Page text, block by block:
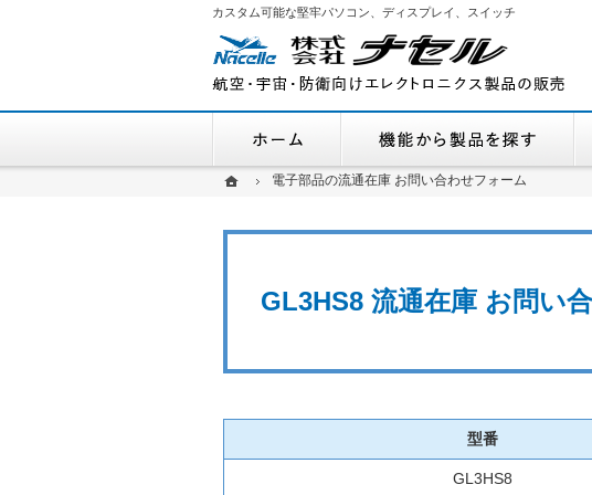
ホーム電子部品の流通在庫 お問い合わせフォーム
GL3HS8 流通在庫 お問い
カスタム可能な堅牢パソコン、ディスプレイ、スイッチ
型番
GL3HS8
ホーム電子部品の流通在庫 お問い合わせフォーム